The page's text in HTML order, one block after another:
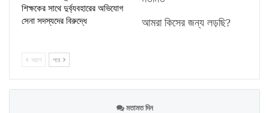
শিক্ষকের সাথে দুর্ব্যবহারের অভিযোগ
সেনা সদস্যদের বিরুদ্ধে
আমরা কিসের জন্য লড়ছি?
আগে পরে
মতামত দিন